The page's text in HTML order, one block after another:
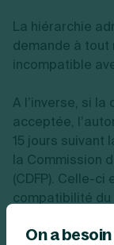
La hiérarchie
demande à tout
incompatible
A l’inverse, si
acceptée,
15 jours suivant
la Commission
(CDFP). Celle-ci
compatibilité
exerce en
On a